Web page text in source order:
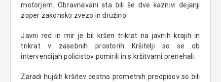
motorjem. Obravnavani sta bili še dve kaznivi dejanji
zoper zakonsko zvezo in družino.
Javni red in mir je bil kršen trikrat na javnih krajih in
trikrat v zasebnih prostorih Kršitelji so se ob
intervencijah policistov pomirili in s kršitvami prenehali.
Zaradi hujših kršitev cestno prometnih predpisov so bili